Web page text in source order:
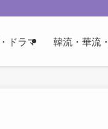
ドラマ 韓流・華流